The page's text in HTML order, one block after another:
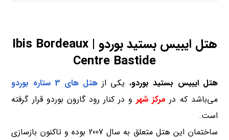
هتل ایبیس بستید بوردو | Ibis Bordeaux
Centre Bastide
هتل ایبیس بستید بوردو، یکی ازهتل های 3 ستاره
بوردو
می‌باشد که در مرکز شهر و در کنار رود گارون بوردو قرار گرفته
است.
ساختمان این هتل متعلق به سال 2007 بوده و تاکنون بازسازی